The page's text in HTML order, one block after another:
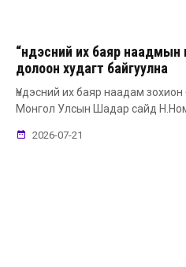
“Үндэсний их баяр
долоон худагт байгуулна
Үндэсний их баяр наадам
Монгол Улсын Шадар сайд
2026-07-21